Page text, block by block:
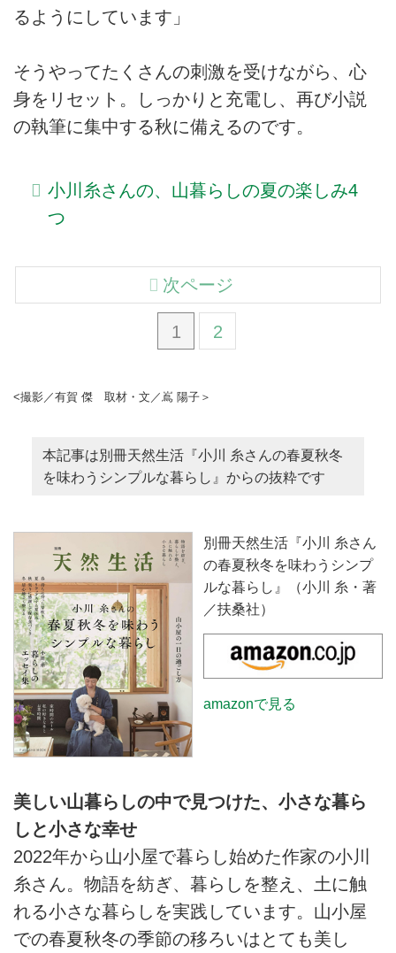
るようにしています」
そうやってたくさんの刺激を受けながら、心
身をリセット。しっかりと充電し、再び小説
の執筆に集中する秋に備えるのです。
小川糸さんの、山暮らしの夏の楽しみ4
つ
1 2
次ページ
<撮影／有賀 傑 取材・文／嶌 陽子＞
本記事は別冊天然生活『小川 糸さんの春夏秋冬
を味わうシンプルな暮らし』からの抜粋です
別冊天然生活『小川 糸さん
の春夏秋冬を味わうシンプ
ルな暮らし』（小川 糸・著
／扶桑社）
amazonで見る
美しい山暮らしの中で見つけた、小さな暮ら
しと小さな幸せ
2022年から山小屋で暮らし始めた作家の小川
糸さん。物語を紡ぎ、暮らしを整え、土に触
れる小さな暮らしを実践しています。山小屋
での春夏秋冬の季節の移ろいはとても美し